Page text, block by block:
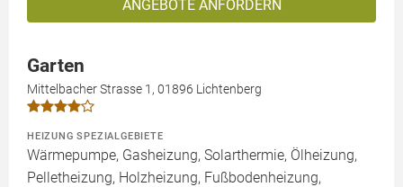
ANGEBOTE ANFORDERN
Garten
Mittelbacher Strasse 1, 01896 Lichtenberg
HEIZUNG SPEZIALGEBIETE
Wärmepumpe, Gasheizung, Solarthermie, Ölheizung,
Pelletheizung, Holzheizung, Fußbodenheizung,